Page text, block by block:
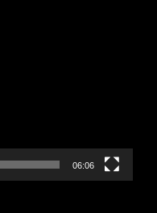
06:06